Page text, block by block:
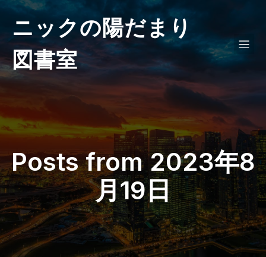
ニックの陽だまり
図書室
Posts from 2023年8
月19日